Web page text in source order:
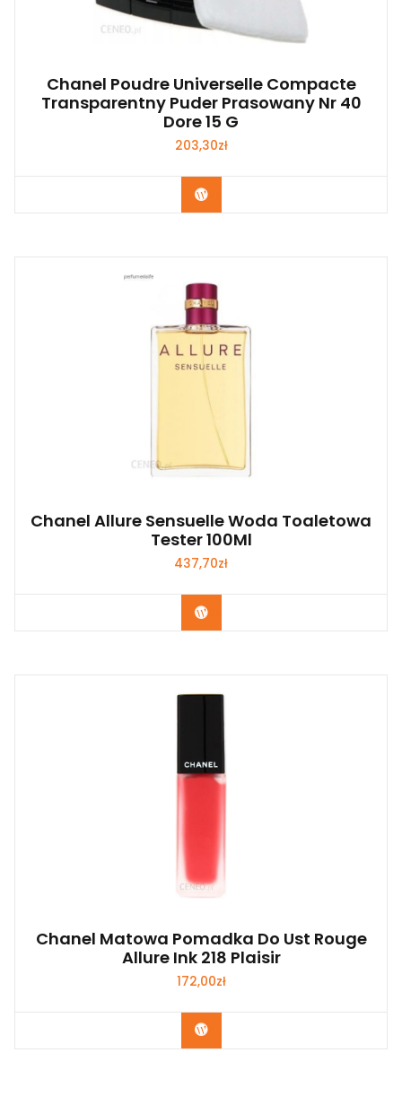
Chanel Poudre Universelle Compacte
Transparentny Puder Prasowany Nr 40
Dore 15 G
203,30zł
Zobacz
Chanel Allure Sensuelle Woda Toaletowa
Tester 100Ml
437,70zł
Zobacz
Chanel Matowa Pomadka Do Ust Rouge
Allure Ink 218 Plaisir
172,00zł
Zobacz